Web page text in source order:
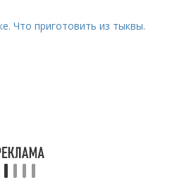
Что приготовить из тыквы.